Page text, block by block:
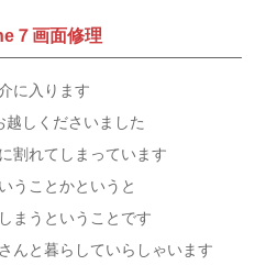
７画面修理
に入ります
しくださいました
割れてしまっています
うことかというと
まうということです
んと暮らしていらしゃいます